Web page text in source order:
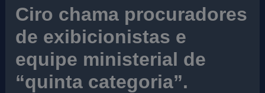
Ciro chama procuradores
de exibicionistas e
equipe ministerial de
“quinta categoria”.